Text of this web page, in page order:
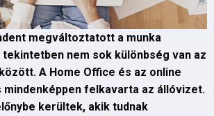
megváltoztatott a munka
tekintetben nem sok különbség van az
A Home Office és az online
felkavarta az állóvizet.
kerültek, akik tudnak